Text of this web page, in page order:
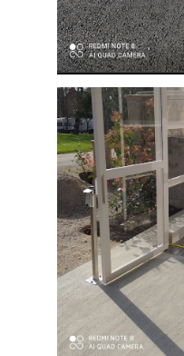
Plate forme
installée à la
mairie de
81) pour rendre
estrade.